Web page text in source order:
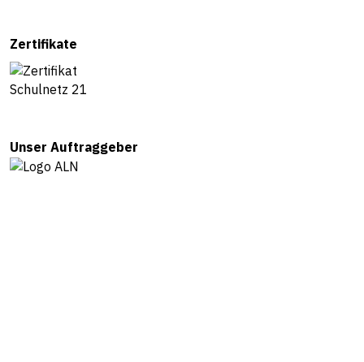
Zertifikate
Unser Auftraggeber